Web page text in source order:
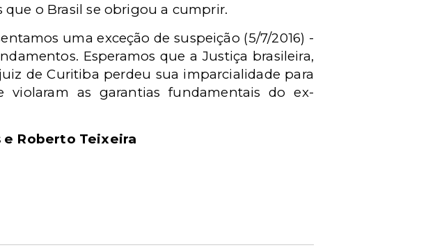
o Brasil se obrigou a cumprir.
uma exceção de suspeição (5/7/2016) -
Esperamos que a Justiça brasileira,
de Curitiba perdeu sua imparcialidade para
as garantias fundamentais do ex-
Roberto Teixeira